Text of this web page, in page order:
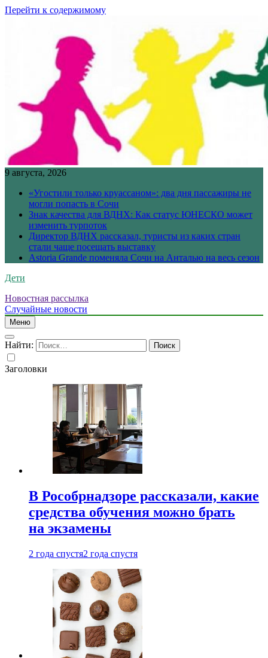
Перейти к содержимому
9 августа, 2026
«Угостили только круассаном»: два дня пассажиры не
могли попасть в Сочи
Знак качества для ВДНХ: Как статус ЮНЕСКО может
изменить турпоток
Директор ВДНХ рассказал, туристы из каких стран
стали чаще посещать выставку
Astoria Grande поменяла Сочи на Анталью на весь сезон
Дети
Новостная рассылка
Случайные новости
Меню
Найти:
Заголовки
В Рособрнадзоре рассказали, какие
средства обучения можно брать
на экзамены
2 года спустя2 года спустя